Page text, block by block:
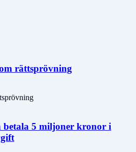
rättsprövning
betala 5 miljoner kronor i